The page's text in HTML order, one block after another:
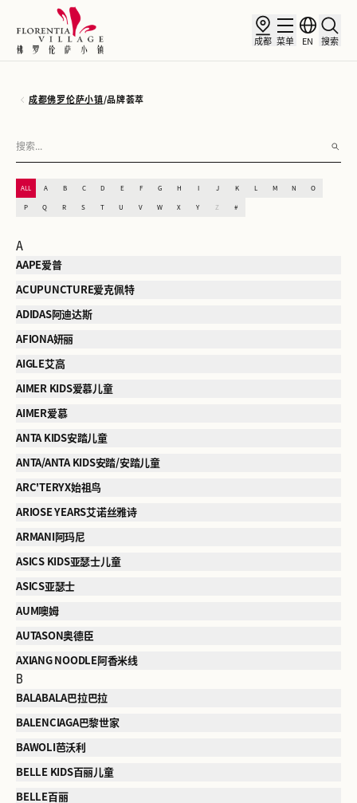
成都 菜单 EN 搜索
成都佛罗伦萨小镇/品牌荟萃
ALL A B C D E F G H K M N O
P Q R S T U V W X Y Z #
A
AAPE爱普
ACUPUNCTURE爱克佩特
ADIDAS阿迪达斯
AFIONA妍丽
AIGLE艾高
AIMER KIDS爱慕儿童
AIMER爱慕
ANTA KIDS安踏儿童
ANTA/ANTA KIDS安踏/安踏儿童
ARC'TERYX始祖鸟
ARIOSE YEARS艾诺丝雅诗
ARMANI阿玛尼
ASICS KIDS亚瑟士儿童
ASICS亚瑟士
AUM噢姆
AUTASON奥德臣
AXIANG NOODLE阿香米线
B
BALABALA巴拉巴拉
BALENCIAGA巴黎世家
BAWOLI芭沃利
BELLE KIDS百丽儿童
BELLE百丽